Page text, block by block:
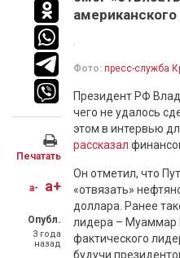
Печатать
a- a+
Опубл.
3 года
назад
Фото: пресс-служба
Президент РФ
чего не удалось
этом в интервью
рассказал
Он отметил, что
«отвязать»
доллара. Ранее
лидера – Муаммар
фактического
будучи